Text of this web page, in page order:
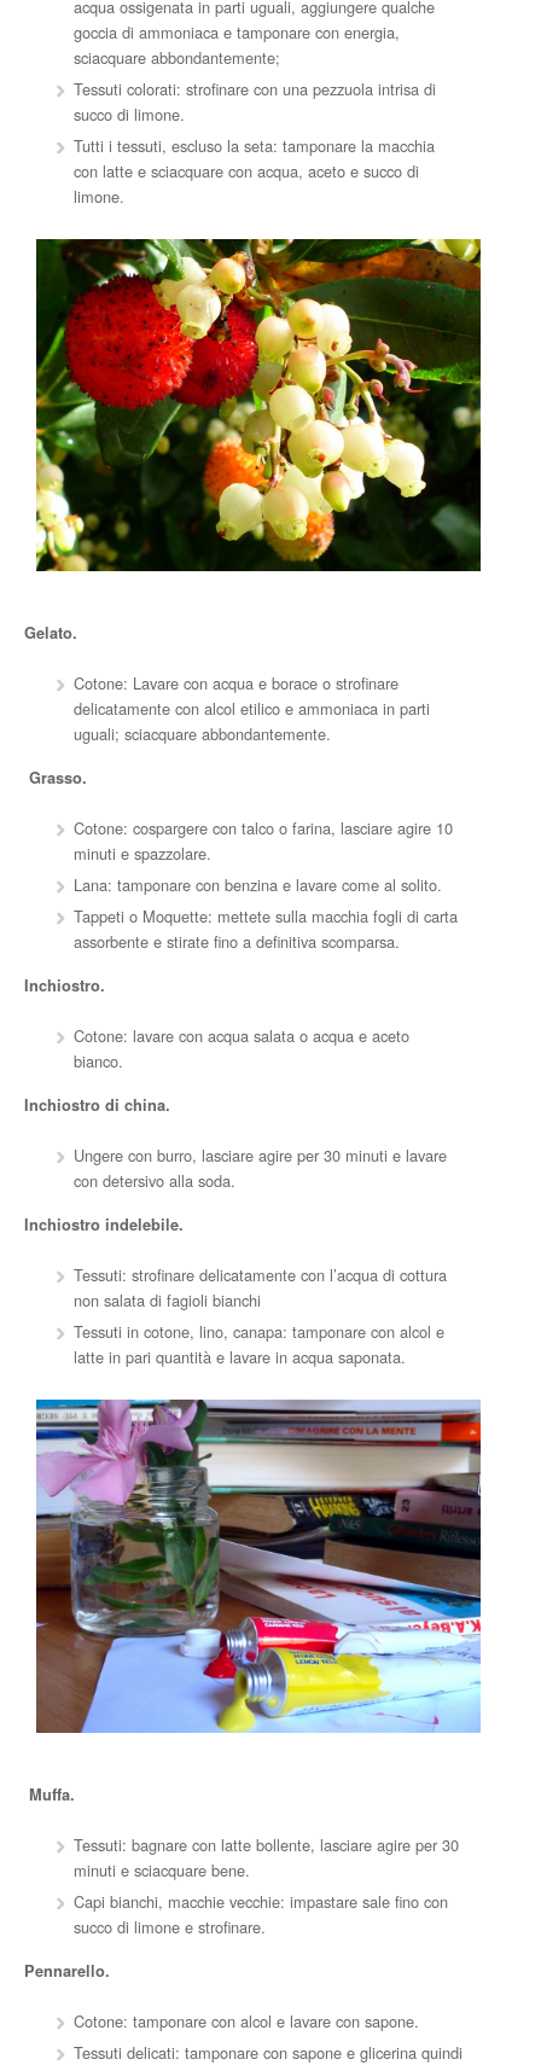
acqua ossigenata in parti uguali, aggiungere qualche
goccia di ammoniaca e tamponare con energia,
sciacquare abbondantemente;
Tessuti colorati: strofinare con una pezzuola intrisa di
succo di limone.
Tutti i tessuti, escluso la seta: tamponare la macchia
con latte e sciacquare con acqua, aceto e succo di
limone.
Gelato.
Cotone: Lavare con acqua e borace o strofinare
delicatamente con alcol etilico e ammoniaca in parti
uguali; sciacquare abbondantemente.
Grasso.
Cotone: cospargere con talco o farina, lasciare agire 10
minuti e spazzolare.
Lana: tamponare con benzina e lavare come al solito.
Tappeti o Moquette: mettete sulla macchia fogli di carta
assorbente e stirate fino a definitiva scomparsa.
Inchiostro.
Cotone: lavare con acqua salata o acqua e aceto
bianco.
Inchiostro di china.
Ungere con burro, lasciare agire per 30 minuti e lavare
con detersivo alla soda.
Inchiostro indelebile.
Tessuti: strofinare delicatamente con l’acqua di cottura
non salata di fagioli bianchi
Tessuti in cotone, lino, canapa: tamponare con alcol e
latte in pari quantità e lavare in acqua saponata.
Muffa.
Tessuti: bagnare con latte bollente, lasciare agire per 30
minuti e sciacquare bene.
Capi bianchi, macchie vecchie: impastare sale fino con
succo di limone e strofinare.
Pennarello.
Cotone: tamponare con alcol e lavare con sapone.
Tessuti delicati: tamponare con sapone e glicerina quindi